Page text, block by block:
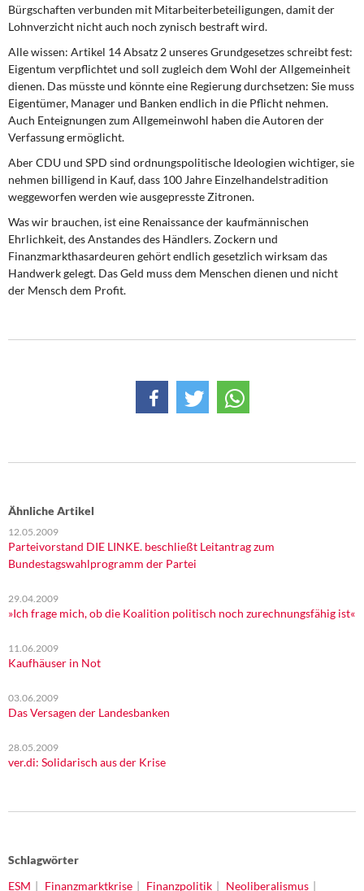
Bürgschaften verbunden mit Mitarbeiterbeteiligungen, damit der
Lohnverzicht nicht auch noch zynisch bestraft wird.
Alle wissen: Artikel 14 Absatz 2 unseres Grundgesetzes schreibt fest:
Eigentum verpflichtet und soll zugleich dem Wohl der Allgemeinheit
dienen. Das müsste und könnte eine Regierung durchsetzen: Sie muss
Eigentümer, Manager und Banken endlich in die Pflicht nehmen.
Auch Enteignungen zum Allgemeinwohl haben die Autoren der
Verfassung ermöglicht.
Aber CDU und SPD sind ordnungspolitische Ideologien wichtiger, sie
nehmen billigend in Kauf, dass 100 Jahre Einzelhandelstradition
weggeworfen werden wie ausgepresste Zitronen.
Was wir brauchen, ist eine Renaissance der kaufmännischen
Ehrlichkeit, des Anstandes des Händlers. Zockern und
Finanzmarkthasardeuren gehört endlich gesetzlich wirksam das
Handwerk gelegt. Das Geld muss dem Menschen dienen und nicht
der Mensch dem Profit.
Ähnliche Artikel
12.05.2009
Parteivorstand DIE LINKE. beschließt Leitantrag zum
Bundestagswahlprogramm der Partei
29.04.2009
»Ich frage mich, ob die Koalition politisch noch zurechnungsfähig ist«
11.06.2009
Kaufhäuser in Not
03.06.2009
Das Versagen der Landesbanken
28.05.2009
ver.di: Solidarisch aus der Krise
Schlagwörter
ESM
Finanzmarktkrise Finanzpolitik Neoliberalismus